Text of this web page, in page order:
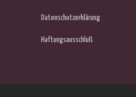
Datenschutzerklärung
Haftungsausschluß